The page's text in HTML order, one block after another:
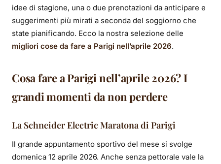
idee di stagione, una o due prenotazioni da anticipare e
suggerimenti più mirati a seconda del soggiorno che
state pianificando. Ecco la nostra selezione delle
migliori cose da fare a Parigi nell’aprile 2026.
Cosa fare a Parigi nell’aprile 2026? I
grandi momenti da non perdere
La Schneider Electric Maratona di Parigi
Il grande appuntamento sportivo del mese si svolge
domenica 12 aprile 2026. Anche senza pettorale vale la